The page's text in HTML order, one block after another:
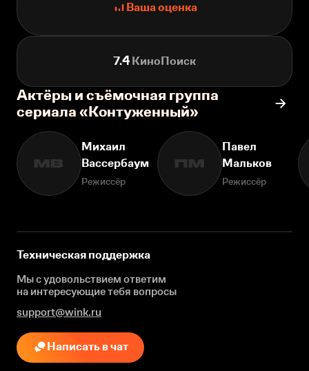
Ваша оценка
7.4 КиноПоиск
Актёры и съёмочная группа
сериала «Контуженный»
МВ
Михаил
Вассербаум
Режиссёр
ПМ
Павел
Мальков
Режиссёр
Техническая поддержка
Мы с удовольствием ответим
на интересующиетебя вопросы
support@wink.ru
Написать в чат